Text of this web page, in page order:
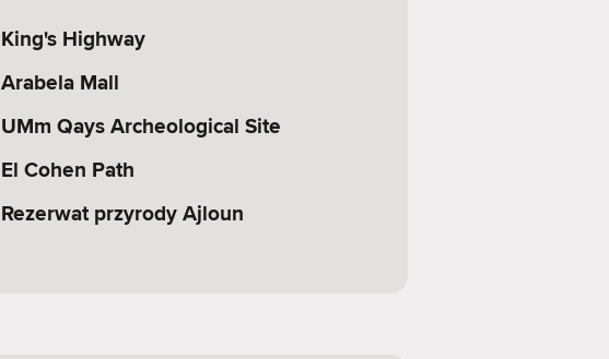
King's Highway
Arabela Mall
UMm Qays Archeological Site
El Cohen Path
Rezerwat przyrody Ajloun